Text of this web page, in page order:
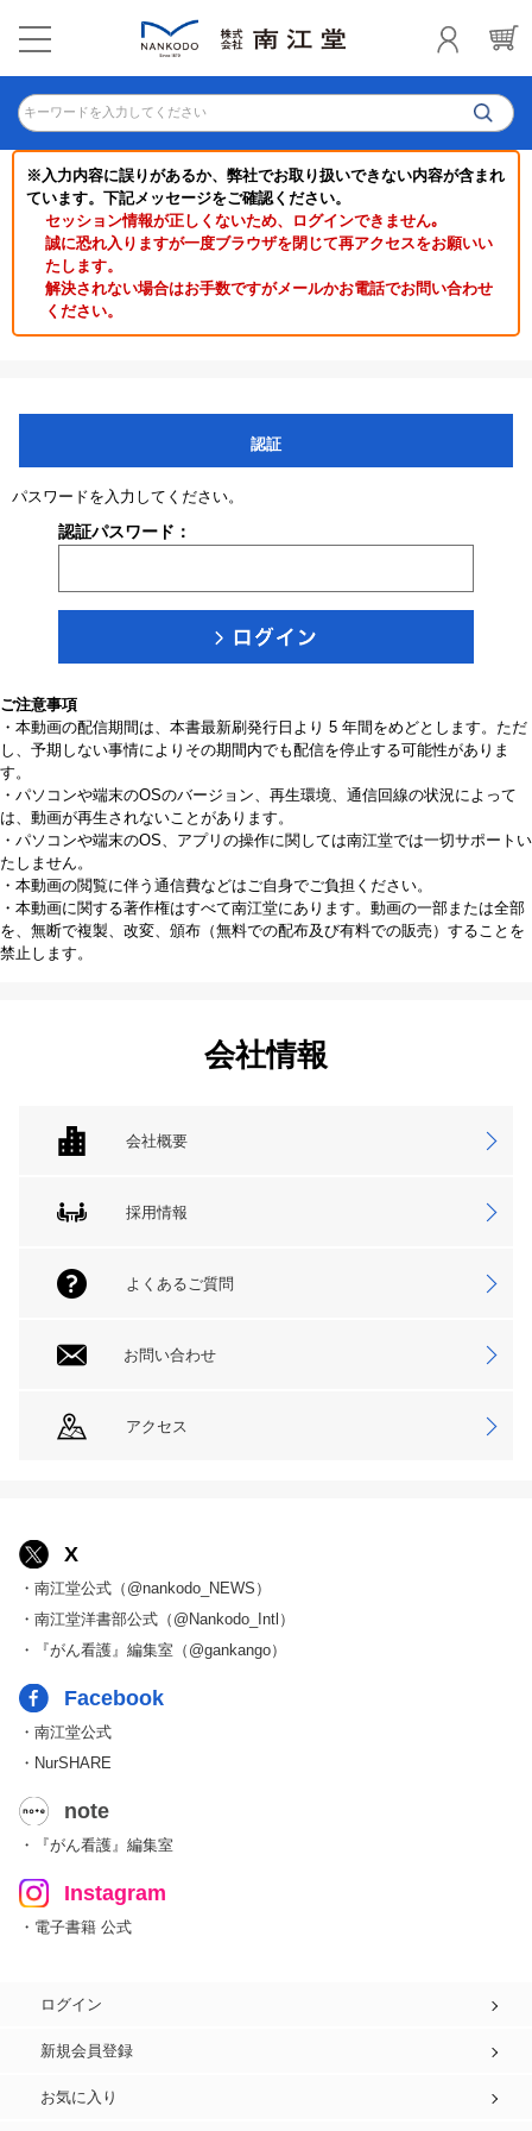
キーワードを入力してください
※入力内容に誤りがあるか、弊社でお取り扱いできない内容が含まれ
ています。下記メッセージをご確認ください。
セッション情報が正しくないため、ログインできません｡
誠に恐れ入りますが一度ブラウザを閉じて再アクセスをお願いい
たします。
解決されない場合はお手数ですがメールかお電話でお問い合わせ
ください。
認証
パスワードを入力してください。
認証パスワード：
ご注意事項
・本動画の配信期間は、本書最新刷発行日より 5 年間をめどとします。ただ
し、予期しない事情によりその期間内でも配信を停止する可能性がありま
す。
・パソコンや端末のOSのバージョン、再生環境、通信回線の状況によって
は、動画が再生されないことがあります。
・パソコンや端末のOS、アプリの操作に関しては南江堂では一切サポートい
たしません。
・本動画の閲覧に伴う通信費などはご自身でご負担ください。
・本動画に関する著作権はすべて南江堂にあります。動画の一部または全部
を、無断で複製、改変、頒布（無料での配布及び有料での販売）することを
禁止します。
会社情報
会社概要
採用情報
よくあるご質問
お問い合わせ
アクセス
X
・南江堂公式（@nankodo_NEWS）
・南江堂洋書部公式（@Nankodo_Intl）
・『がん看護』編集室（@gankango）
Facebook
・南江堂公式
・NurSHARE
note
・『がん看護』編集室
Instagram
・電子書籍 公式
ログイン
新規会員登録
お気に入り